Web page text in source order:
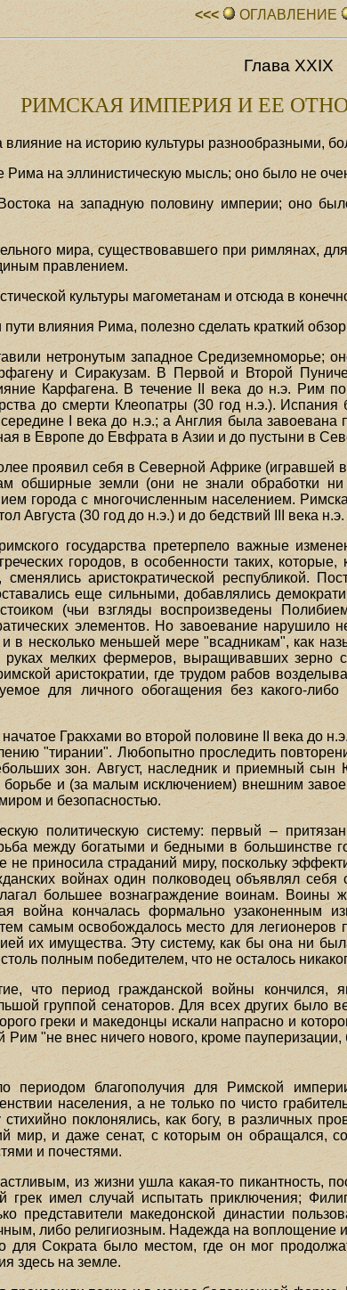
<<< ОГЛАВЛЕHИЕ
Глава XXIX
РИМСКАЯ ИМПЕРИЯ И ЕЕ
на историю культуры разнообразными,
Рима на эллинистическую мысль; оно было не
на западную половину империи; оно
мира, существовавшего при римлянах,
правлением.
культуры магометанам и отсюда в
влияния Рима, полезно сделать краткий
нетронутым западное Средиземноморье;
и Сиракузам. В Первой и Второй
Карфагена. В течение II века до н.э. Рим
до смерти Клеопатры (30 год н.э.).
I века до н.э.; а Англия была завоевана
в Европе до Евфрата в Азии и до пустыни в
проявил себя в Северной Африке (игравшей
обширные земли (они не знали обработки
города с многочисленным населением.
Августа (30 год до н.э.) и до бедствий III века н.э.
государства претерпело важные
городов, в особенности таких,
аристократической республикой.
еще сильными, добавлялись
(чьи взгляды воспроизведены
элементов. Но завоевание
и в несколько меньшей мере "всадникам", как
руках мелких фермеров, выращивавших зерно
аристократии, где трудом рабов
для личного обогащения без какого-
Гракхами во второй половине II века до
"тирании". Любопытно проследить
зон. Август, наследник и приемный
борьбе и (за малым исключением) внешним
и безопасностью.
политическую систему: первый –
между богатыми и бедными в большинстве
не приносила страданий миру, поскольку
войнах один полководец объявлял
большее вознаграждение воинам.
война кончалась формально узаконенным
самым освобождалось место для
их имущества. Эту систему, как бы она ни
полным победителем, что не осталось
что период гражданской войны кончился,
группой сенаторов. Для всех других было
греки и македонцы искали напрасно и
Рим "не внес ничего нового, кроме
периодом благополучия для Римской
населения, а не только по чисто
поклонялись, как богу, в различных
мир, и даже сенат, с которым он обращался,
и почестями.
из жизни ушла какая-то пикантность,
грек имел случай испытать приключения;
представители македонской династии
либо религиозным. Надежда на воплощение
для Сократа было местом, где он мог
здесь на земле.